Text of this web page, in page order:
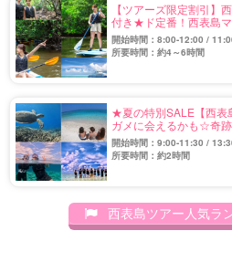
【ツアーズ限定割引】
付き★ド定番！西表島
ース★写真無料（
開始時間：8:00-12:00 /
所要時間：約4～6時間
★夏の特別SALE【西表
ガメに会えるかも☆奇
グツアー★写真無料＆送
開始時間：9:00-11:30 /
所要時間：約2時間
西表島ツアー人気ラ